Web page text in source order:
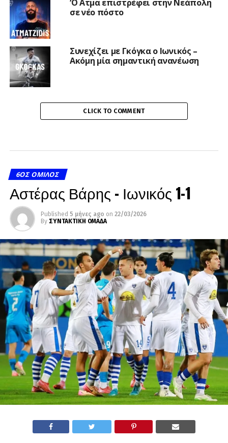
‘Ο Ατμα επιστρέφει στην Νεάπολη
σε νέο πόστο
Συνεχίζει με Γκόγκα ο Ιωνικός –
Ακόμη μία σημαντική ανανέωση
CLICK TO COMMENT
6ΟΣ ΌΜΙΛΟΣ
Αστέρας Βάρης – Ιωνικός 1-1
Published 5 μήνες ago on 22/03/2026
By ΣΥΝΤΑΚΤΙΚΗ ΟΜΑΔΑ